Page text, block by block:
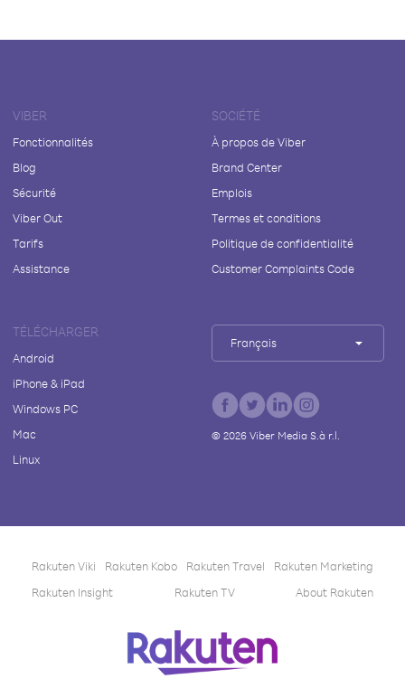
VIBER
Fonctionnalités
Blog
Sécurité
Viber Out
Tarifs
Assistance
SOCIÉTÉ
À propos de Viber
Brand Center
Emplois
Termes et conditions
Politique de confidentialité
Customer Complaints Code
TÉLÉCHARGER
Android
iPhone & iPad
Windows PC
Mac
Linux
Français
© 2026Viber Media S.à r.l.
Rakuten Viki Rakuten Kobo Rakuten Travel
Rakuten Marketing
Rakuten Insight
Rakuten TV About Rakuten